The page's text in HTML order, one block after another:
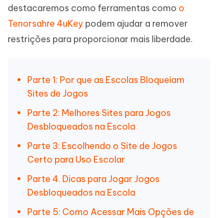
destacaremos como ferramentas como o
Tenorsahre 4uKey podem ajudar a remover
restrições para proporcionar mais liberdade.
Parte 1: Por que as Escolas Bloqueiam
Sites de Jogos
Parte 2: Melhores Sites para Jogos
Desbloqueados na Escola
Parte 3: Escolhendo o Site de Jogos
Certo para Uso Escolar
Parte 4. Dicas para Jogar Jogos
Desbloqueados na Escola
Parte 5: Como Acessar Mais Opções de